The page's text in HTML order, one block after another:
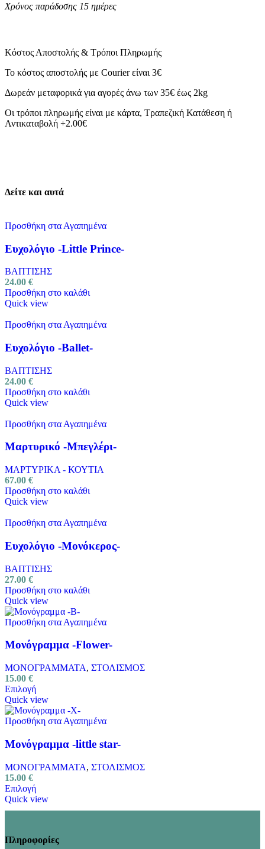
Χρόνος παράδοσης 15 ημέρες
Κόστος Αποστολής & Τρόποι Πληρωμής
Το κόστος αποστολής με Courier είναι 3€
Δωρεάν μεταφορικά για αγορές άνω των 35€ έως 2kg
Οι τρόποι πληρωμής είναι με κάρτα, Τραπεζική Κατάθεση ή
Αντικαταβολή +2.00€
Δείτε και αυτά
Προσθήκη στα Αγαπημένα
Ευχολόγιο -Little Prince-
ΒΑΠΤΙΣΗΣ
24.00 €
Προσθήκη στο καλάθι
Quick view
Προσθήκη στα Αγαπημένα
Ευχολόγιο -Ballet-
ΒΑΠΤΙΣΗΣ
24.00 €
Προσθήκη στο καλάθι
Quick view
Προσθήκη στα Αγαπημένα
Μαρτυρικό -Μπεγλέρι-
ΜΑΡΤΥΡΙΚΑ - ΚΟΥΤΙΑ
67.00 €
Προσθήκη στο καλάθι
Quick view
Προσθήκη στα Αγαπημένα
Ευχολόγιο -Μονόκερος-
ΒΑΠΤΙΣΗΣ
27.00 €
Προσθήκη στο καλάθι
Quick view
Προσθήκη στα Αγαπημένα
Μονόγραμμα -Flower-
ΜΟΝΟΓΡΑΜΜΑΤΑ, ΣΤΟΛΙΣΜΟΣ
15.00 €
Επιλογή
Quick view
Προσθήκη στα Αγαπημένα
Μονόγραμμα -little star-
ΜΟΝΟΓΡΑΜΜΑΤΑ, ΣΤΟΛΙΣΜΟΣ
15.00 €
Επιλογή
Quick view
Πληροφορίες